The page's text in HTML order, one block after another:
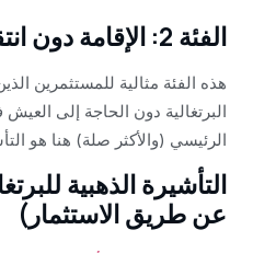
الفئة 2: الإقامة دون انتقال كامل الوقت
هذه الفئة مثالية للمستثمرين
البرتغالية دون الحاجة إلى العيش
الرئيسي (والأكثر صلة) هنا هو
التأشيرة الذهبية
عن طريق الاستثمار)